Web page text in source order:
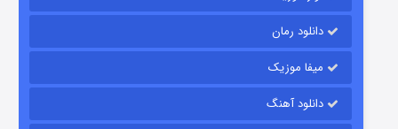
دانلود رمان
میفا موزیک
دانلود آهنگ